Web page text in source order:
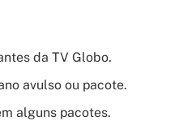
da TV Globo.
avulso ou pacote.
alguns pacotes.